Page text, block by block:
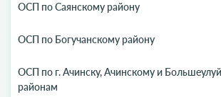
ОСП по Саянскому району
ОСП по Богучанскому району
ОСП по г. Ачинску, Ачинскому и
районам